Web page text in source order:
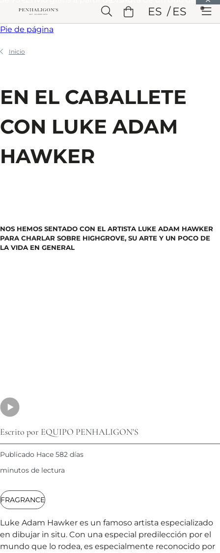
Saltar a Cabecera Saltar a Contenido principalSaltar a
Pie de página
ES ES
Inicio
EN EL CABALLETE
CON LUKE ADAM
HAWKER
NOS HEMOS SENTADO CON EL ARTISTA LUKE ADAM HAWKER
PARA CHARLAR SOBRE HIGHGROVE, SU ARTE Y UN POCO DE
LA VIDA EN GENERAL
Escrito por EQUIPO PENHALIGON'S
Publicado Hace 582 días
minutos de lectura
FRAGRANCE
Luke Adam Hawker es un famoso artista especializado
en dibujar in situ. Con una especial predilección por el
mundo que lo rodea, es especialmente reconocido por